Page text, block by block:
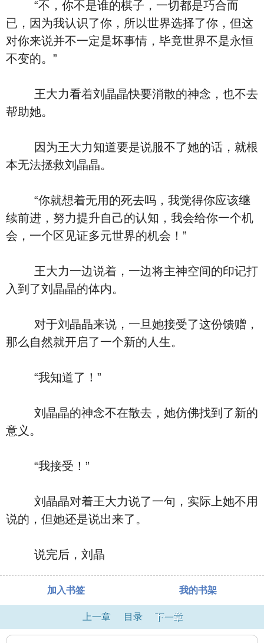
“不，你不是谁的棋子，一切都是巧合而
已，因为我认识了你，所以世界选择了你，但这
对你来说并不一定是坏事情，毕竟世界不是永恒
不变的。”
王大力看着刘晶晶快要消散的神念，也不去
帮助她。
因为王大力知道要是说服不了她的话，就根
本无法拯救刘晶晶。
“你就想着无用的死去吗，我觉得你应该继
续前进，努力提升自己的认知，我会给你一个机
会，一个区见证多元世界的机会！”
王大力一边说着，一边将主神空间的印记打
入到了刘晶晶的体内。
对于刘晶晶来说，一旦她接受了这份馈赠，
那么自然就开启了一个新的人生。
“我知道了！”
刘晶晶的神念不在散去，她仿佛找到了新的
意义。
“我接受！”
刘晶晶对着王大力说了一句，实际上她不用
说的，但她还是说出来了。
说完后，刘晶
加入书签 我的书架
上一章 目录 下一章